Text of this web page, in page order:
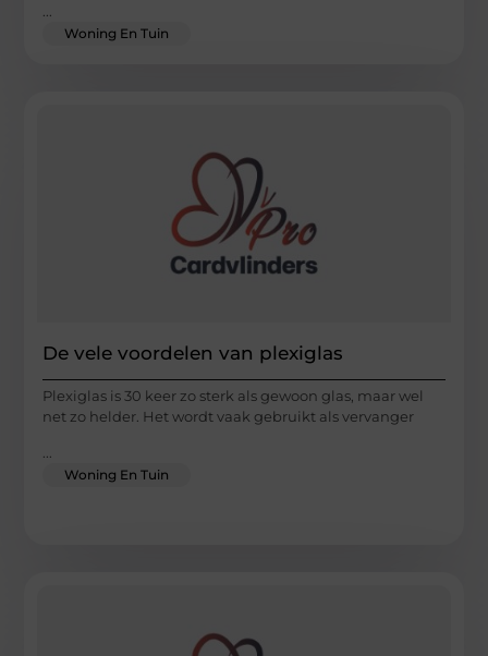
Woning En Tuin
De vele voordelen van plexiglas
Plexiglas is 30 keer zo sterk als gewoon glas, maar wel
net zo helder. Het wordt vaak gebruikt als vervanger
Woning En Tuin